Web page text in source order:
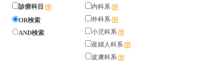
診療科目
OR検索
AND検索
内科系
外科系
小児科系
産婦人科系
皮膚科系